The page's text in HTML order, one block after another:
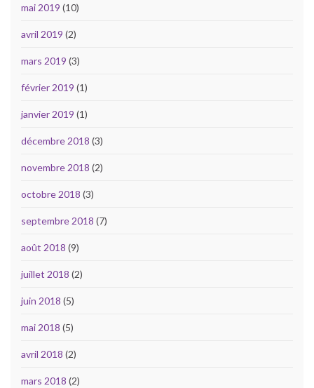
mai 2019 (10)
avril 2019 (2)
mars 2019 (3)
février 2019 (1)
janvier 2019 (1)
décembre 2018 (3)
novembre 2018 (2)
octobre 2018 (3)
septembre 2018 (7)
août 2018 (9)
juillet 2018 (2)
juin 2018 (5)
mai 2018 (5)
avril 2018 (2)
mars 2018 (2)